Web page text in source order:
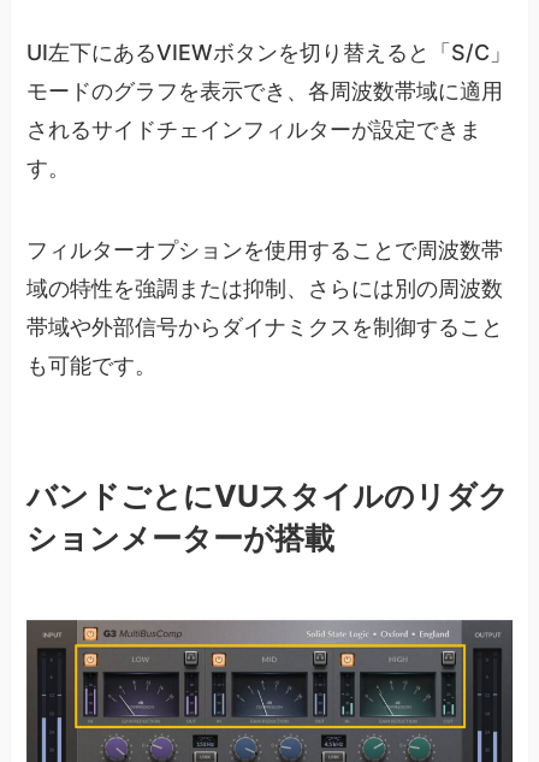
UI左下にあるVIEWボタンを切り替えると「S/C」
モードのグラフを表示でき、各周波数帯域に適用
されるサイドチェインフィルターが設定できま
す。
フィルターオプションを使用することで周波数帯
域の特性を強調または抑制、さらには別の周波数
帯域や外部信号からダイナミクスを制御すること
も可能です。
バンドごとにVUスタイルのリダク
ションメーターが搭載